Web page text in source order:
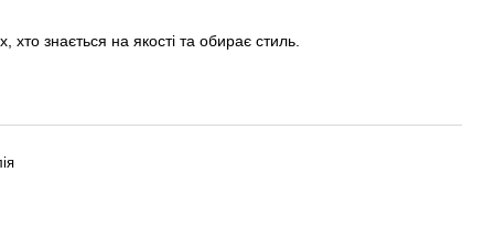
знається на якості та обирає стиль.